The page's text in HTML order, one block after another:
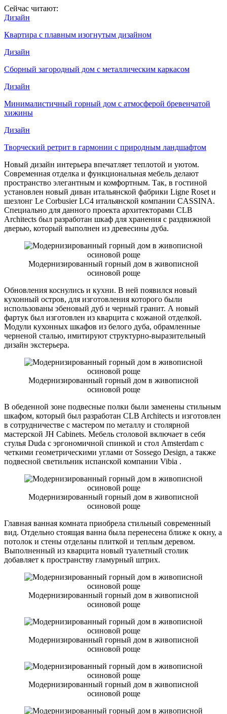
Сейчас читают:
Дизайн
Квартира с плавным изогнутым дизайном
Дизайн
Сборный загородный дом с металлическим каркасом
Дизайн
Минималистичный горный дом с атмосферой бревенчатой
хижины
Дизайн
Творческий ретрит в гармонии с природным ландшафтом
Новый дизайн интерьера впечатляет теплотой и уютом.
Современная отделка и функциональная мебель делают
пространство элегантным и комфортным. Так, в гостиной
установлен новый диван итальянской фабрики Ligne Roset и
шезлонг Le Corbusier LC4 итальянской компании CASSINA.
Специально для данного проекта архитекторами CLB
Architects был разработан шкаф для хранения с раздвижной
дверью, который выполнен из древесины дуба.
Модернизированный горный дом в живописной
осиновой роще
Обновления коснулись и кухни. В ней появился новый
кухонный остров, для изготовления которого были
использованы эбеновый дуб и черный гранит. А новый
фартук был изготовлен из кварцита с кожаной отделкой.
Модули кухонных шкафов из белого дуба, обрамленные
черненой сталью, имитируют структурно-выразительный
дизайн экстерьера.
Модернизированный горный дом в живописной
осиновой роще
В обеденной зоне подвесные полки были заменены стильным
шкафом, который был разработан CLB Architects и изготовлен
в сотрудничестве с мастером по металлу и столярной
мастерской JH Cabinets. Мебель столовой включает в себя
стулья Duda с эргономичной спинкой и стол Amsterdam с
четкими геометрическими углами от Sossego Design, а также
подвесной светильник испанской компании Vibia .
Модернизированный горный дом в живописной
осиновой роще
Главная ванная комната приобрела стильный современный
вид. Отдельно стоящая ванна была перенесена ближе к окну, а
потолок и стены отделаны плиткой и теплым деревом.
Выполненный из кварцита новый туалетный столик
добавляет к пространству гламурный штрих.
Модернизированный горный дом в живописной
осиновой роще
Модернизированный горный дом в живописной
осиновой роще
Модернизированный горный дом в живописной
осиновой роще